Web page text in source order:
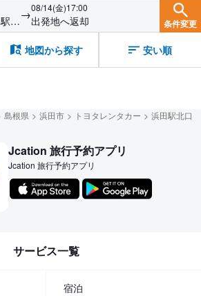
北→08/14(金)17:00
出発地へ返却 条件変更
地図から探す 安い順
島根県 浜田市 トヨタレンタカー 浜田駅北口
Jcation 旅行予約アプリ
Jcation 旅行予約アプリ
サービス一覧
宿泊